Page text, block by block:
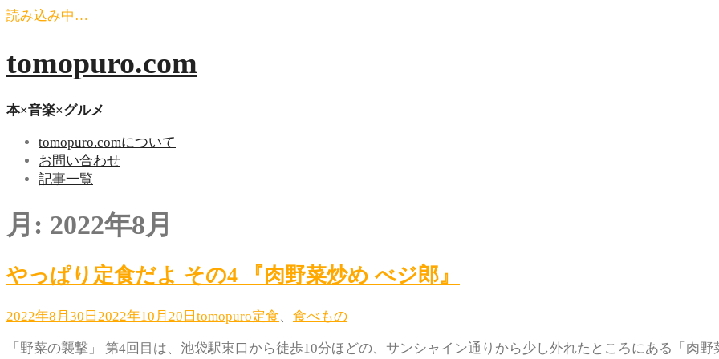
読み込み中…
コ
ン
ン
プ
tomopuro.com
本×音楽×グルメ
tomopuro.comについて
お問い合わせ
記事一覧
月: 2022年8月
やっぱり定食だよ その4 『肉野菜炒め べジ郎』
2022年8月30日 2022年10月20日 tomopuro定食 食べもの
「野菜の襲撃」 第4回目は、池袋駅東口から徒歩10分ほどの、サンシャイン通りから少し外れたところにある「肉